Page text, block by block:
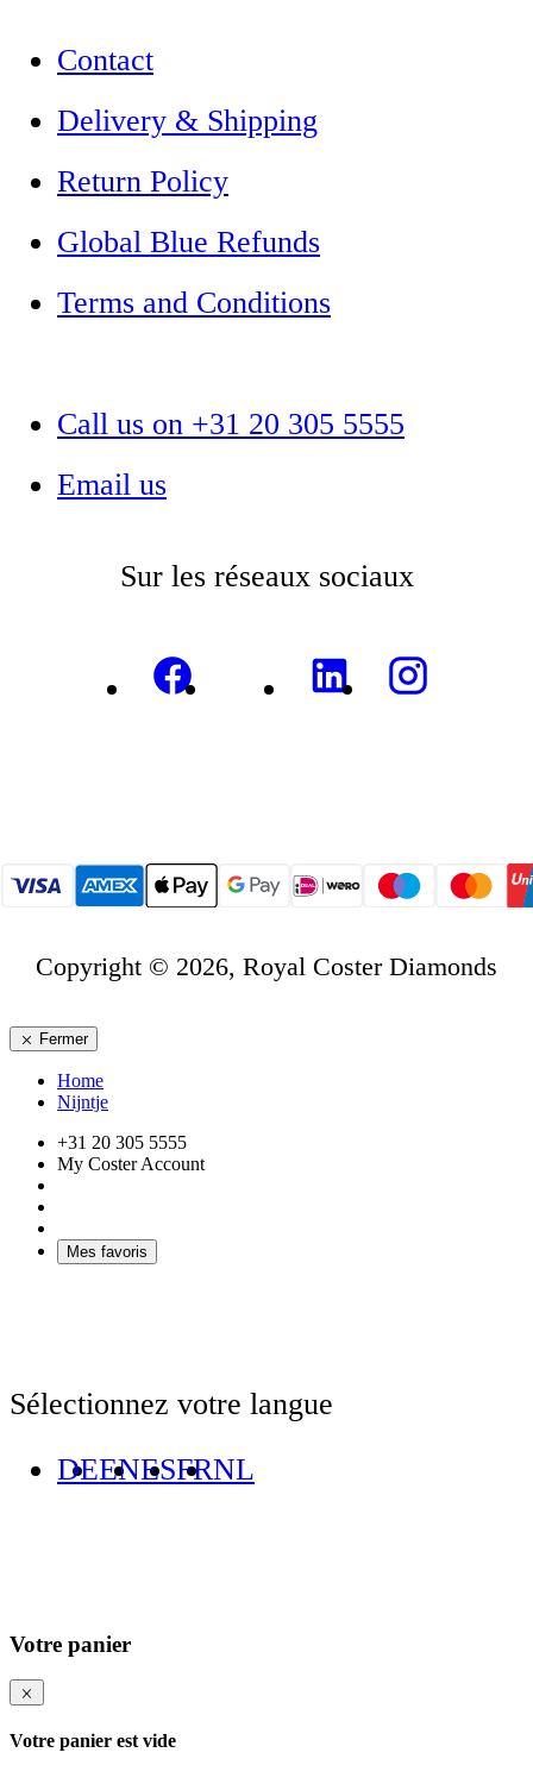
Contact
Delivery & Shipping
Return Policy
Global Blue Refunds
Terms and Conditions
Call us on +31 20 305 5555
Email us
Sur les réseaux sociaux
Copyright © 2026, Royal Coster Diamonds
Fermer
Home
Nijntje
+31 20 305 5555
My Coster Account
Mes favoris
Sélectionnez votre langue
DEENESFRNL
Votre panier
Votre panier est vide